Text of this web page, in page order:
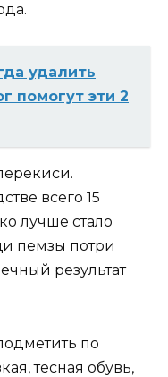
удалить
помогут эти 2
всего 15
лучше стало
пемзы потри
результат
по
тесная обувь,